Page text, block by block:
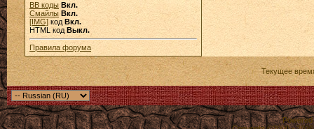
BB коды Вкл.
Смайлы Вкл.
[IMG] код Вкл.
HTML код Выкл.
Правила форума
Текущее
Powered